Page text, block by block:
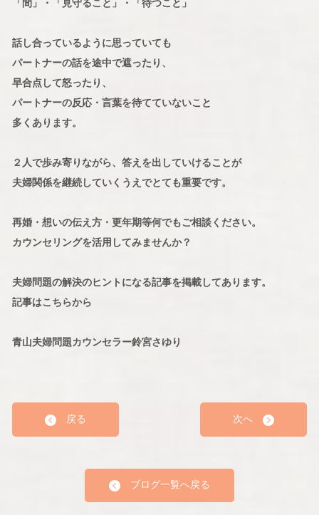
「間」・「見守ること」・「待つこと」
話し合っているように思っていても
パートナーの話を途中で遮ったり、
早合点して怒ったり、
パートナーの反応・言葉を待てていないこと
多くあります。
２人で歩み寄りながら、答えを出していけることが
夫婦関係を継続していくうえでとても重要です。
再婚・想いの伝え方・更年期等何でもご相談ください。
カウンセリングを活用してみませんか？
夫婦問題の解決のヒントになる記事を掲載してあります。
記事はこちらから
青山夫婦問題カウンセラー鈴宮さゆり
戻る 次へ
ブログ一覧へ戻る